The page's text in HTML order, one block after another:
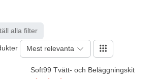
alla filter
Mest relevanta
Soft99 Tvätt- och Beläggningskit